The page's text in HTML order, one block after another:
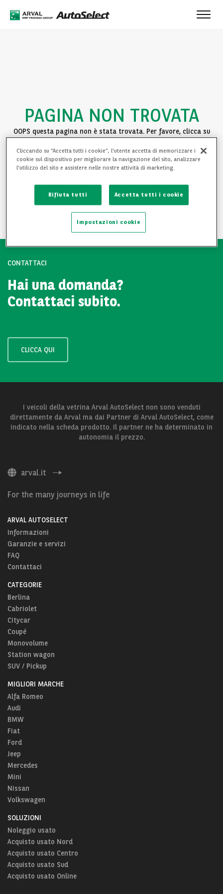
PAGINA NON TROVATA
OOPS questa pagina non è stata trovata. Per favore, clicca su
TORNA ALLA HOMEPAGE
CONTATTACI
Hai una domanda?
Contattaci subito.
CLICCA QUI
I veicoli della vetrina Arval AutoSelect non sono venduti
direttamente da Arval ma dai Partner di Arval AutoSelect, come
indicato nella scheda prodotto. Il partner ne ha determinato in
autonomia il prezzo.
arval.it
For the many journeys in life
ARVAL AUTOSELECT
Informazioni
Garanzie e servizi
FAQ
Contattaci
CATEGORIE
Berlina
Cabriolet
Citycar
Coupé
Monovolume
Station wagon
SUV / Pickup
MIGLIORI MARCHE
Alfa Romeo
Audi
BMW
Fiat
Ford
Jeep
Mercedes
Mini
Nissan
Volkswagen
SOLUZIONI
Noleggio usato
Acquisto usato Nord
Acquisto usato Centro
Acquisto usato Sud
Acquisto usato Online
Cliccando su “Accetta tutti i cookie”, l'utente accetta di memorizzare i
cookie sul dispositivo per migliorare la navigazione del sito, analizzare
l'utilizzo del sito e assistere nelle nostre attività di marketing.
Rifiuta tutti Accetta tutti i cookie
Impostazioni cookie